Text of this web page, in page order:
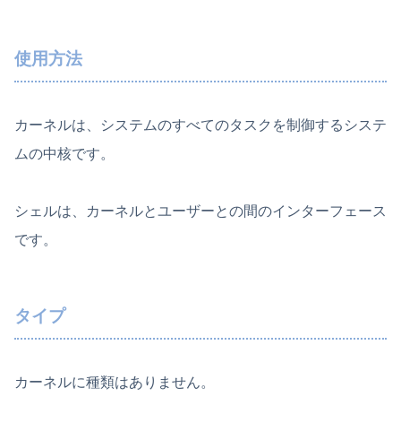
使用方法
カーネルは、システムのすべてのタスクを制御するシステ
ムの中核です。
シェルは、カーネルとユーザーとの間のインターフェース
です。
タイプ
カーネルに種類はありません。